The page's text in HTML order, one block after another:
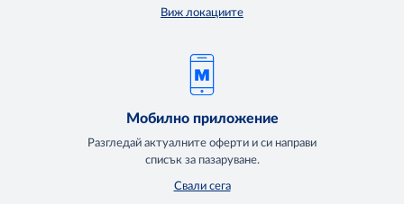
Виж локациите
Мобилно приложение
Разгледай актуалните оферти и си направи
списък за пазаруване.
Свали сега